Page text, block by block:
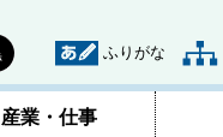
ふりがな
産業・仕事